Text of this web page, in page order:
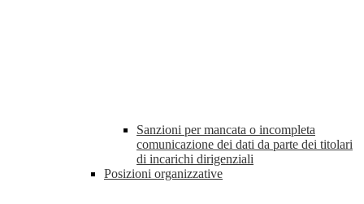
Sanzioni per mancata o incompleta
comunicazione dei dati da parte dei titolari
di incarichi dirigenziali
Posizioni organizzative